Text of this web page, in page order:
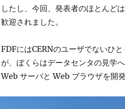
したし、今回、発表者のほとんど
歓迎されました。
FDFにはCERNのユーザでないひ
が、ぼくらはデータセンタの見
Web サーバと Web ブラウザを開